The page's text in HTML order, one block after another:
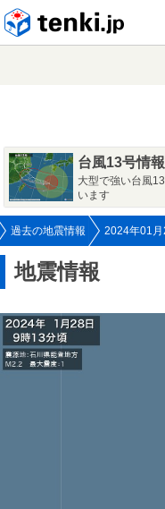
台風13号情報
大型で強い台風
います
過去の地震情報 2024年01月
地震情報